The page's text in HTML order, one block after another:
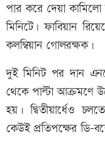
পার করে দেয়া
মিনিটে। ফাবিয়ান
কলম্বিয়ান গোলরক্ষক।
দুই মিনিট পর দান
থেকে পাল্টা আক্রমণে
হয়। দ্বিতীয়ার্ধেও
কেউই প্রতিপক্ষের ডি-